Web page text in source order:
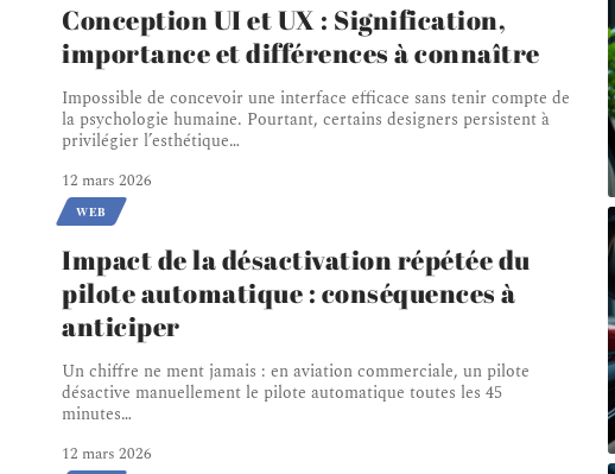
Conception UI et UX : Signification,
importance et différences à connaître
Impossible de concevoir une interface efficace sans tenir compte de
la psychologie humaine. Pourtant, certains designers persistent à
privilégier l’esthétique…
12 mars 2026
WEB
Impact de la désactivation répétée du
pilote automatique : conséquences à
anticiper
Un chiffre ne ment jamais : en aviation commerciale, un pilote
désactive manuellement le pilote automatique toutes les 45
minutes…
12 mars 2026